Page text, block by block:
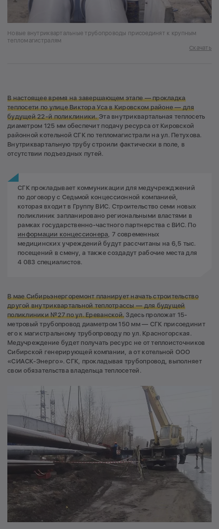
Новые внутриквартальные трубопроводы присоединят к крупным
тепломагистралям
Скачать
В настоящее время на завершающем этапе —прокладка
теплосети по улице Виктора Уса в Кировском районе — для
будущей 22-й поликлиники.Эта внутриквартальная теплосеть
диаметром 125 мм обеспечит подачу ресурса от Кировской
районной котельной СГК по тепломагистрали на ул. Петухова.
Внутриквартальную трубу строили фактически в поле, в
отсутствии подъездных путей.
СГК прокладывает коммуникации для медучрежджений
по договору с Седьмой концессионной компанией,
которая входит в Группу ВИС. Строительство семи новых
поликлиник запланировано региональными властями в
рамках государственно-частного партнерства с ВИС. По
информации концессионера, 7 современных
медицинских учреждений будут рассчитаны на 6,5 тыс.
посещений в смену, а также создадут рабочие места для
4 083 специалистов.
В мае Сибирьэнергоремонт планирует начать строительство
другой внутриквартальной теплотрассы — для будущей
поликлиники №27 по ул. Ереванской. Здесь проложат 15-
метровый трубопровод диаметром 150 мм — СГК присоединит
его к магистральному трубопроводу по ул. Красногорская.
Медучреждение будет получать ресурс не от теплоисточников
Сибирской генерирующей компании, а от котельной ООО
«СИАСК-Энерго». СГК, прокладывая трубопровод, выполняет
свои обязательства владельца теплосетей.